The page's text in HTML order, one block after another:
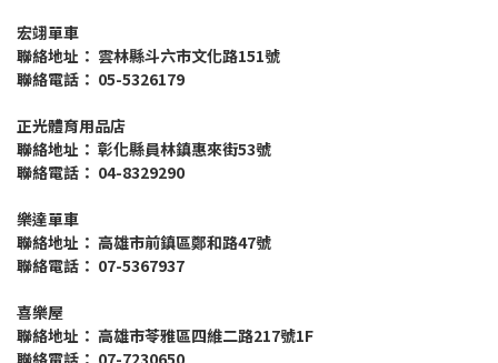
宏翊單車
聯絡地址： 雲林縣斗六市文化路151號
聯絡電話： 05-5326179
正光體育用品店
聯絡地址： 彰化縣員林鎮惠來街53號
聯絡電話： 04-8329290
樂達單車
聯絡地址： 高雄市前鎮區鄭和路47號
聯絡電話： 07-5367937
喜樂屋
聯絡地址： 高雄市苓雅區四維二路217號1F
聯絡電話： 07-7230650